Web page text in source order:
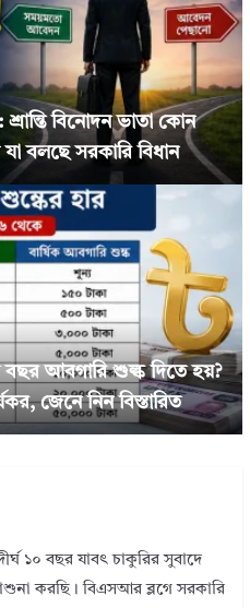
বিনোদন ভাতা কোন
বলছে সরকারি বিধান
বছর আবগারি শুল্ক দিতে হয়?
জেনে নিন বিস্তারিত
১০ বছর যাবৎ চাকুরির সুবাদে
করছি। বিএসআর ব্লগে সরকারি